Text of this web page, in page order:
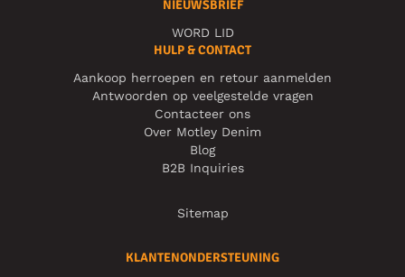
NIEUWSBRIEF
WORD LID
HULP & CONTACT
Aankoop herroepen en retour aanmelden
Antwoorden op veelgestelde vragen
Contacteer ons
Over Motley Denim
Blog
B2B Inquiries
Sitemap
KLANTENONDERSTEUNING